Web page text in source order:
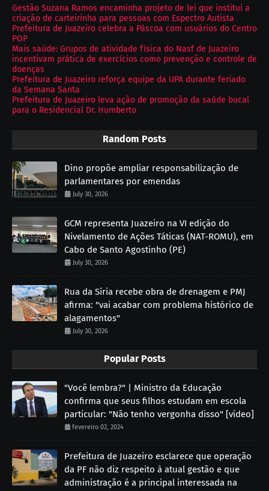
Gestão Suzana Ramos encaminha projeto de lei que institui a
criação de carteirinha para pessoas com Espectro Autista
Prefeitura de Juazeiro celebra a Páscoa com usuários do Centro
POP
Mais saúde: Grupos de atividade física do Nasf de Juazeiro
incentivam prática de exercícios como prevenção e controle de
doenças
Prefeitura de Juazeiro reforça equipe da UPA durante feriado
da Semana Santa
Prefeitura de Juazeiro leva ação de promoção da saúde bucal
para o Residencial Dr. Humberto
Random Posts
Dino propõe ampliar responsabilização de
parlamentares por emendas
July 30, 2026
GCM representa Juazeiro na VI edição do
Nivelamento de Ações Táticas (NAT-ROMU), em
Cabo de Santo Agostinho (PE)
July 30, 2026
Rua da Síria recebe obra de drenagem e PMJ
afirma: "vai acabar com problema histórico de
alagamentos"
July 30, 2026
Popular Posts
"Você lembra?" | Ministro da Educação
confirma que seus filhos estudam em escola
particular: "Não tenho vergonha disso" [vídeo]
fevereiro 02, 2024
Prefeitura de Juazeiro esclarece que operação
da PF não diz respeito à atual gestão e que
administração é a principal interessada na